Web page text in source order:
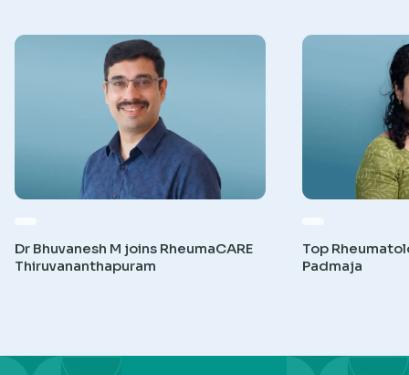
Dr Bhuvanesh M joins RheumaCARE
Thiruvananthapuram
Top
Padmaja